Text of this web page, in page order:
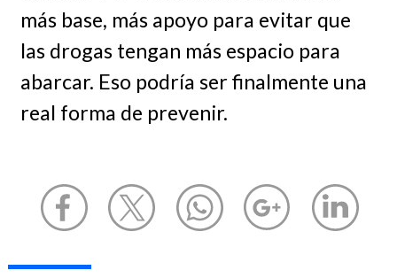
más base, más apoyo para evitar que
las drogas tengan más espacio para
abarcar. Eso podría ser finalmente una
real forma de prevenir.